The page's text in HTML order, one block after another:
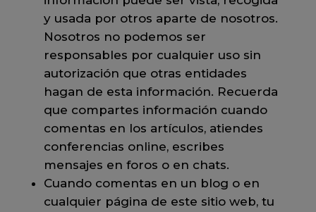
y usada por otros aparte de nosotros.
Nosotros no podemos ser
responsables por cualquier uso sin
autorización que otras entidades
hagan de esta información. Recuerda
que compartes información cuando
comentas en los artículos, atiendes
conferencias online, escribes
mensajes en foros o en chats.
Cuando comentas en un blog o en
cualquier página de este sitio web, tu